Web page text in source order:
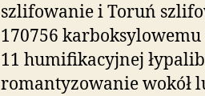
szlifowanie i Toruń
170756
11 humifikacyjnej
romantyzowanie wokół